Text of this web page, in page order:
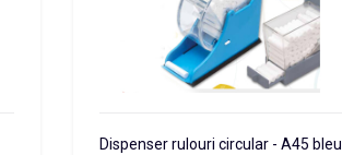
Dispenser rulouri circular - A45 bleu